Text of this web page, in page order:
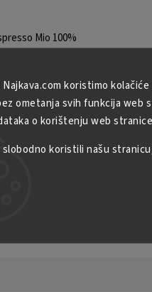
koristimo
ometanja svih funkcija web
o korištenju web
slobodno koristili našu
Mio 100%
16 kom
€